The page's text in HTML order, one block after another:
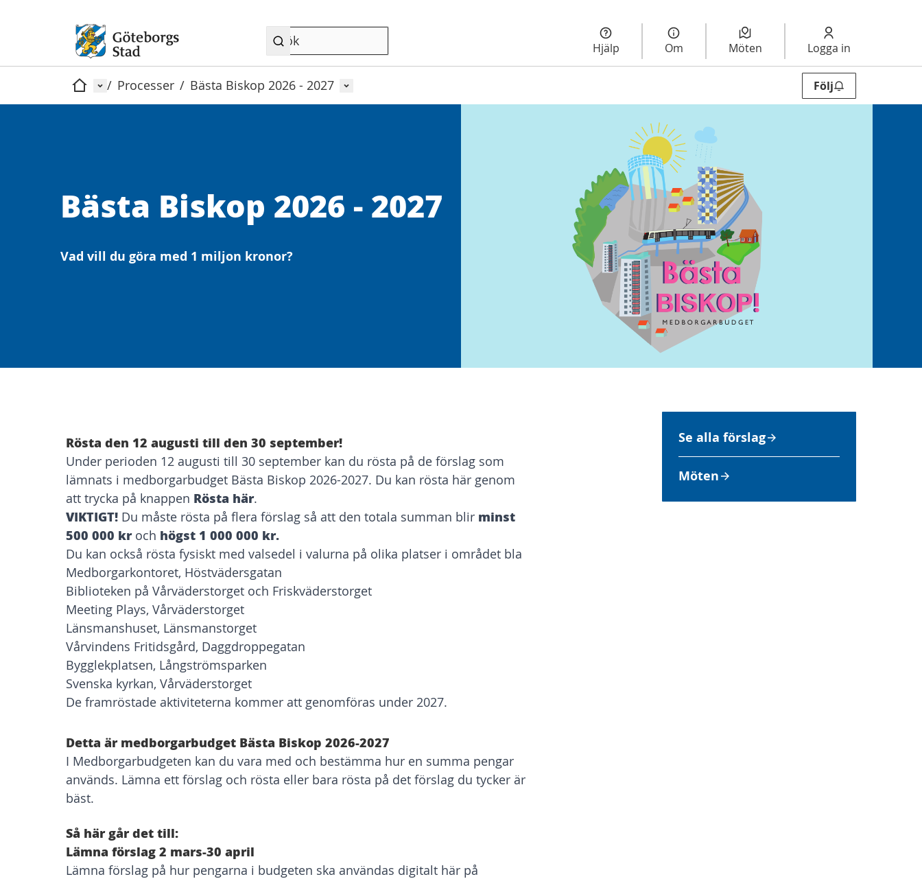
Hjälp Om Möten Logga in
HemMeny
/ Processer / Bästa Biskop 2026 - 2027 Användarmeny Följ
Bästa Biskop 2026 - 2027
Vad vill du göra med 1 miljon kronor?
Rösta den 12 augusti till den 30 september!
Under perioden 12 augusti till 30 september kan du rösta på de förslag som
lämnats i medborgarbudget Bästa Biskop 2026-2027. Du kan rösta här genom
att trycka på knappen Rösta här.
VIKTIGT! Du måste rösta på flera förslag så att den totala summan blir minst
500 000 kroch högst 1 000 000 kr.
Du kan också rösta fysiskt med valsedel i valurna på olika platser i området bla
Medborgarkontoret, Höstvädersgatan
Biblioteken på Vårväderstorget och Friskväderstorget
Meeting Plays, Vårväderstorget
Länsmanshuset, Länsmanstorget
Vårvindens Fritidsgård, Daggdroppegatan
Bygglekplatsen, Långströmsparken
Svenska kyrkan, Vårväderstorget
De framröstade aktiviteterna kommer att genomföras under 2027.
Detta är medborgarbudget Bästa Biskop 2026-2027
I Medborgarbudgeten kan du vara med och bestämma hur en summa pengar
används. Lämna ett förslag och rösta eller bara rösta på det förslag du tycker är
bäst.
Så här går det till:
Lämna förslag 2 mars-30 april
Lämna förslag på hur pengarna i budgeten ska användas digitalt här på
Se alla förslag
Möten